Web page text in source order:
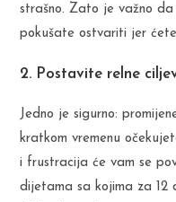
strašno. Zato je važno
pokušate ostvariti jer
2. Postavite relne
Jedno je sigurno:
kratkom vremenu
i frustracija će vam se
dijetama sa kojima za 12